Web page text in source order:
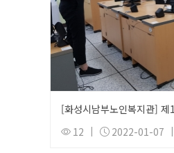
[화성시남부노인복지관] 제
12
| 2022-01-07 |